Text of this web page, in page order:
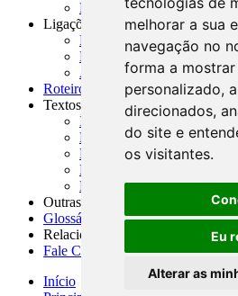
melhorar a sua
navegação no
forma a
personalizado,
direcionados,
do site e
os visitantes.
Eu
Alterar as
Resenhas Diárias
Ligações Externas
Links Úteis
Presidência da República
Agências Nacionais
Roteiros para Estudos
Textos
Índice de Textos
Editorial
Monografias
Na Imprensa
Fórum de Discussão
Outras ferramentas
Glossário
Relacionamento
Fale Conosco
Início